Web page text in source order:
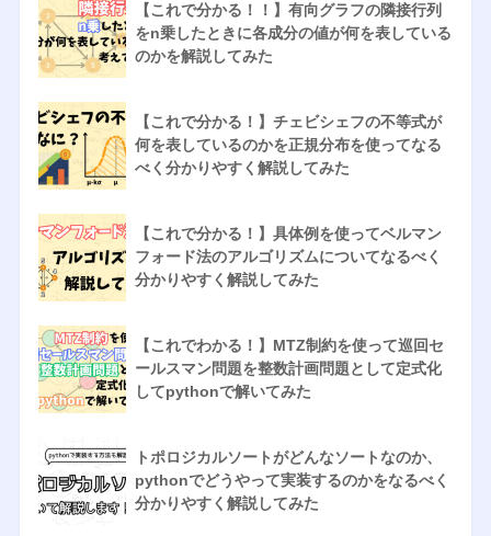
【これで分かる！！】有向グラフの隣接行列
をn乗したときに各成分の値が何を表している
のかを解説してみた
【これで分かる！】チェビシェフの不等式が
何を表しているのかを正規分布を使ってなる
べく分かりやすく解説してみた
【これで分かる！】具体例を使ってベルマン
フォード法のアルゴリズムについてなるべく
分かりやすく解説してみた
【これでわかる！】MTZ制約を使って巡回セ
ールスマン問題を整数計画問題として定式化
してpythonで解いてみた
トポロジカルソートがどんなソートなのか、
pythonでどうやって実装するのかをなるべく
分かりやすく解説してみた